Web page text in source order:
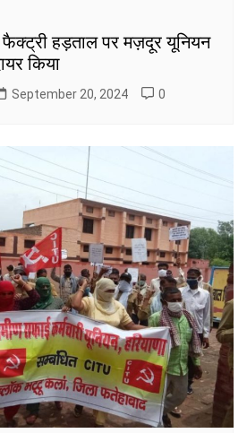
हड़ताल पर मज़दूर यूनियन
किया
September 20, 2024 0